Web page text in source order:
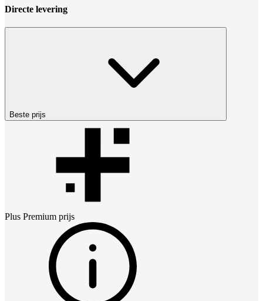
Directe levering
Beste prijs
Plus Premium prijs